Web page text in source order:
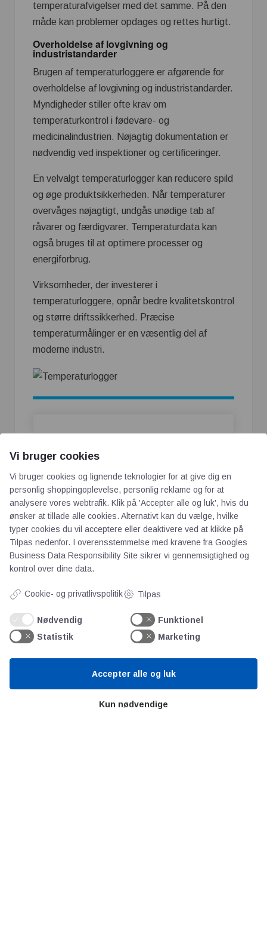
temperaturafvigelser med det samme. På den
måde kan problemer opdages og rettes hurtigt.
Overholdelse af lovgivning og
industristandarder
Brugen af temperaturloggere er afgørende for
overholdelse af lovgivning og industristandarder.
Myndigheder stiller ofte krav om
temperaturkontrol i fødevare- og
medicinalindustrien. Nøjagtig dokumentation er
nødvendig ved inspektioner og certificeringer.
En velvalgt temperaturlogger kan reducere spild
og øge produktsikkerheden. Når temperaturer
overvåges nøjagtigt, undgås unødige tab af
råvarer og færdigvarer. Temperaturdata kan
også bruges til at optimere processer og
energiforbrug.
Virksomheder, der investerer i
temperaturloggere, opnår bedre kvalitetskontrol
og større driftssikkerhed. Præcise
temperaturmålinger er en væsentlig del af
moderne industri.
Om os
Priser
Vi bruger cookies
Vi bruger cookies og lignende teknologier for at give dig en
personlig shoppingoplevelse, personlig reklame og for at
analysere vores webtrafik. Klik på 'Accepter alle og luk', hvis du
ønsker at tillade alle cookies. Alternativt kan du vælge, hvilke
typer cookies du vil acceptere eller deaktivere ved at klikke på
Tilpas nedenfor. I overensstemmelse med kravene fra Googles
Business Data Responsibility Site sikrer vi gennemsigtighed og
kontrol over dine data.
Cookie- og privatlivspolitik Tilpas
Nødvendig
Funktionel
Statistik
Marketing
Kun nødvendige
Accepter alle og luk